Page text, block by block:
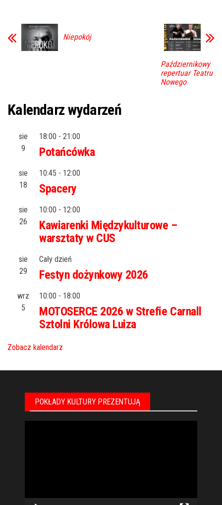
Niepokój
Październikowy
repertuar Teatru
Nowego
Kalendarz wydarzeń
sie
9
18:00 - 21:00
Potańcówka
sie
18
10:45 - 12:00
Spacery
sie
26
10:00 - 12:00
Kawiarenki Międzykulturowe –
warsztaty w CUS
sie
29
Cały dzień
Festyn dożynkowy 2026
wrz
5
10:00 - 18:00
MOTOSERCE 2026 w Strefie Carnall
Sztolni Królowa Luiza
Zobacz kalendarz
POKŁADY KULTURY PREZENTUJĄ